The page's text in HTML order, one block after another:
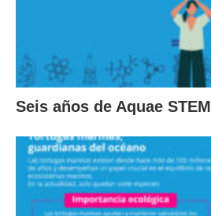
Seis años de Aquae STEM